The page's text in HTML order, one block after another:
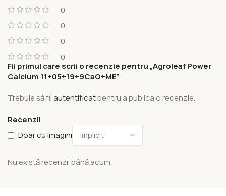
0
0
0
0
Recenzii
Doar cu imagini
Nu există recenzii până acum.
Fii primul care scrii o recenzie pentru „Agroleaf Power
Calcium 11+05+19+9CaO+ME”
Trebuie să fiiautentificatpentru a publica o recenzie.